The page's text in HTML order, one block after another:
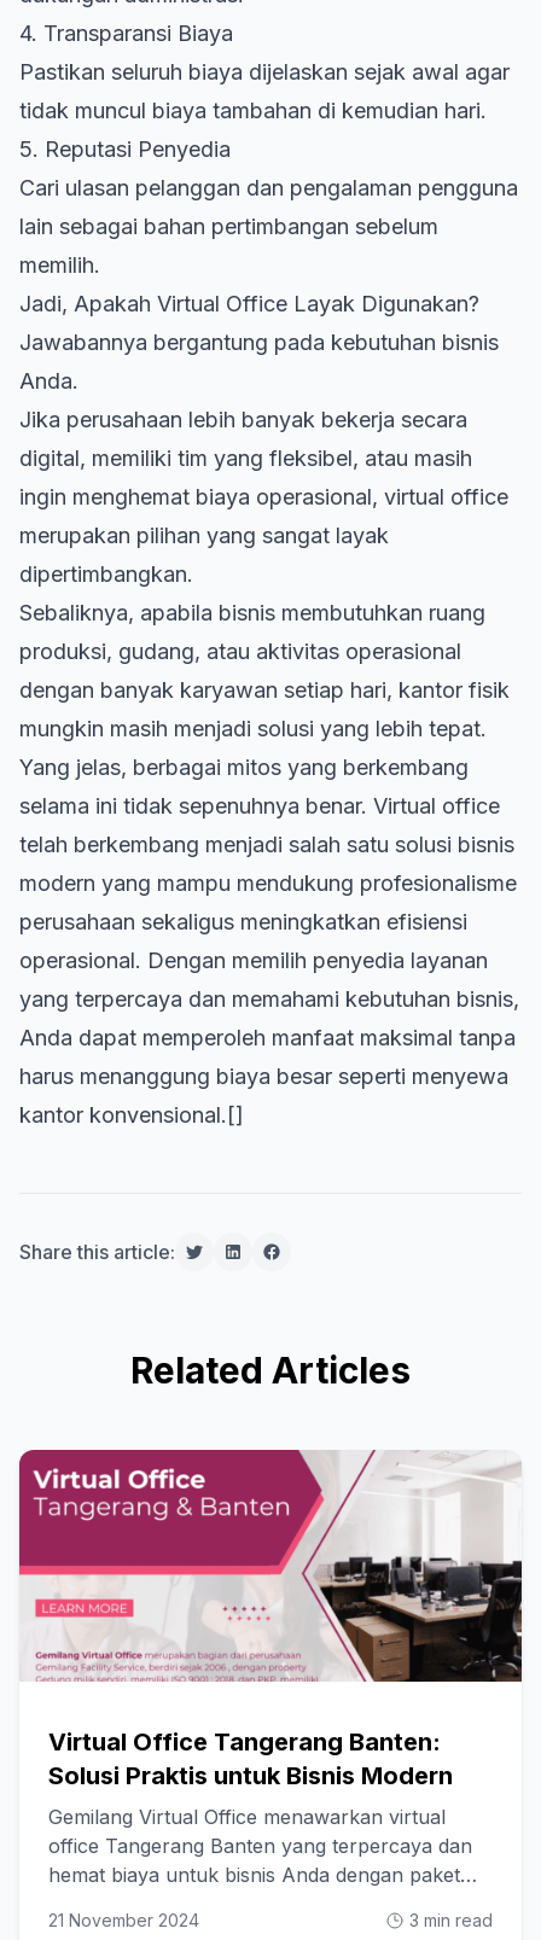
4. Transparansi Biaya
Pastikan seluruh biaya dijelaskan sejak awal agar
tidak muncul biaya tambahan di kemudian hari.
5. Reputasi Penyedia
Cari ulasan pelanggan dan pengalaman pengguna
lain sebagai bahan pertimbangan sebelum
memilih.
Jadi, Apakah Virtual Office Layak Digunakan?
Jawabannya bergantung pada kebutuhan bisnis
Anda.
Jika perusahaan lebih banyak bekerja secara
digital, memiliki tim yang fleksibel, atau masih
ingin menghemat biaya operasional, virtual office
merupakan pilihan yang sangat layak
dipertimbangkan.
Sebaliknya, apabila bisnis membutuhkan ruang
produksi, gudang, atau aktivitas operasional
dengan banyak karyawan setiap hari, kantor fisik
mungkin masih menjadi solusi yang lebih tepat.
Yang jelas, berbagai mitos yang berkembang
selama ini tidak sepenuhnya benar. Virtual office
telah berkembang menjadi salah satu solusi bisnis
modern yang mampu mendukung profesionalisme
perusahaan sekaligus meningkatkan efisiensi
operasional. Dengan memilih penyedia layanan
yang terpercaya dan memahami kebutuhan bisnis,
Anda dapat memperoleh manfaat maksimal tanpa
harus menanggung biaya besar seperti menyewa
kantor konvensional.[]
Share this article:
Related Articles
Virtual Office Tangerang Banten:
Solusi Praktis untuk Bisnis Modern
Gemilang Virtual Office menawarkan virtual
office Tangerang Banten yang terpercaya dan
hemat biaya untuk bisnis Anda dengan paket
21 November 2024 3 min read